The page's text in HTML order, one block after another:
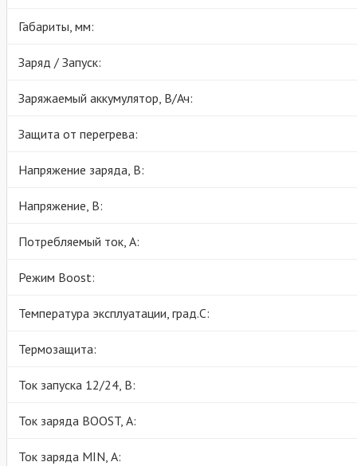
Габариты, мм:
Заряд / Запуск:
Заряжаемый аккумулятор, В/Ач:
Защита от перегрева:
Напряжение заряда, В:
Напряжение, В:
Потребляемый ток, А:
Режим Boost:
Температура эксплуатации, град.С:
Термозащита:
Ток запуска 12/24, В:
Ток заряда BOOST, А:
Ток заряда MIN, А: